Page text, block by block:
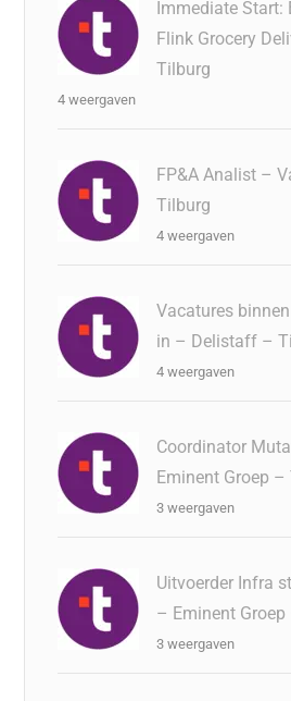
Immediate Start:
Flink Grocery
Tilburg
4 weergaven
FP&A Analist –
Tilburg
4 weergaven
Vacatures
in – Delistaff –
4 weergaven
Coordinator
Eminent Groep –
3 weergaven
Uitvoerder Infra
– Eminent
3 weergaven